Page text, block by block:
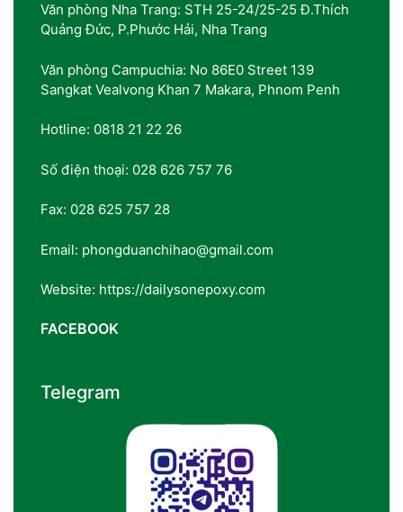
Văn phòng Nha Trang: STH 25-24/25-25 Đ.Thích
Quảng Đức, P.Phước Hải, Nha Trang
Văn phòng Campuchia: No 86E0 Street 139
Sangkat Vealvong Khan 7 Makara, Phnom Penh
Hotline: 0818 21 22 26
Số điện thoại: 028 626 757 76
Fax: 028 625 757 28
Email: phongduanchihao@gmail.com
Website: https://dailysonepoxy.com
FACEBOOK
Telegram